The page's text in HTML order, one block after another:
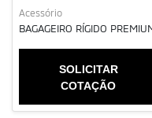
Acessório
BAGAGEIRO RÍGIDO
SOLICITAR
COTAÇÃO